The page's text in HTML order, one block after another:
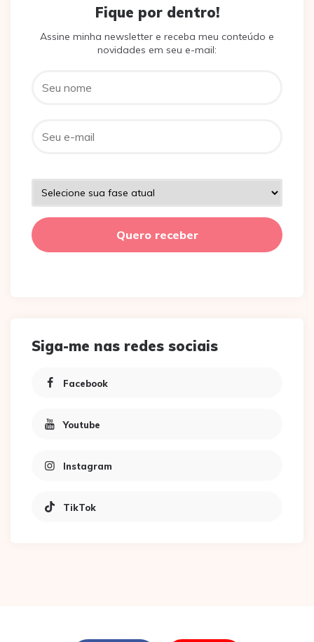
Fique por dentro!
Assine minha newsletter e receba meu conteúdo e
novidades em seu e-mail:
Siga-me nas redes sociais
Facebook
Youtube
Instagram
TikTok